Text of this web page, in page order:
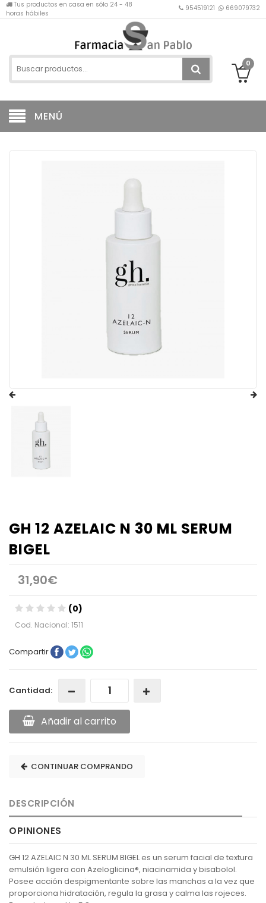
Tus productos en casa en sólo 24 - 48
horas hábiles
954519121 669079732
0
MENÚ
GH 12 AZELAIC N 30 ML SERUM
BIGEL
31,90€
(0)
Cod. Nacional: 1511
Compartir
Cantidad:
Añadir al carrito
CONTINUAR COMPRANDO
DESCRIPCIÓN
OPINIONES
GH 12 AZELAIC N 30 ML SERUM BIGEL es un serum facial de textura
emulsión ligera con Azeloglicina®, niacinamida y bisabolol.
Posee acción despigmentante sobre las manchas a la vez que
proporciona hidratación, regula la grasa y calma las rojeces.